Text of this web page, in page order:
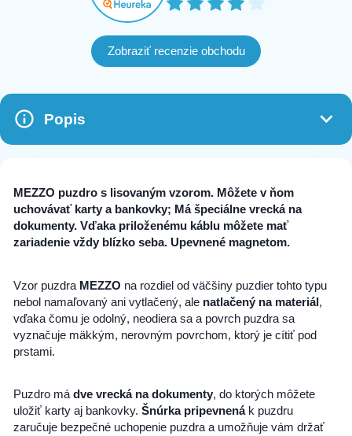
Zobraziť recenzie obchodu
Popis
MEZZO puzdro s lisovaným vzorom. Môžete v ňom
uchovávať karty a bankovky; Má špeciálne vrecká na
dokumenty. Vďaka priloženému káblu môžete mať
zariadenie vždy blízko seba. Upevnené magnetom.
Vzor puzdra MEZZO na rozdiel od väčšiny puzdier tohto typu
nebol namaľovaný ani vytlačený, ale natlačený na materiál,
vďaka čomu je odolný, neodiera sa a povrch puzdra sa
vyznačuje mäkkým, nerovným povrchom, ktorý je cítiť pod
prstami.
Puzdro má dve vrecká na dokumenty, do ktorých môžete
uložiť karty aj bankovky. Šnúrka pripevnenák puzdru
zaručuje bezpečné uchopenie puzdra a umožňuje vám držať